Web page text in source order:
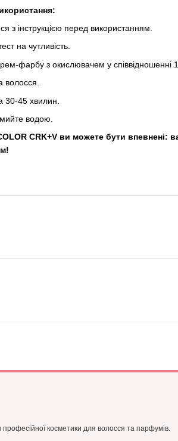
з інструкцією перед використанням.
на чутливість.
фарбу з окислювачем у співвідношенні
волосся.
30-45 хвилин.
водою.
CRK+V ви можете бути впевнені:
професійної косметики для волосся та парфумів.